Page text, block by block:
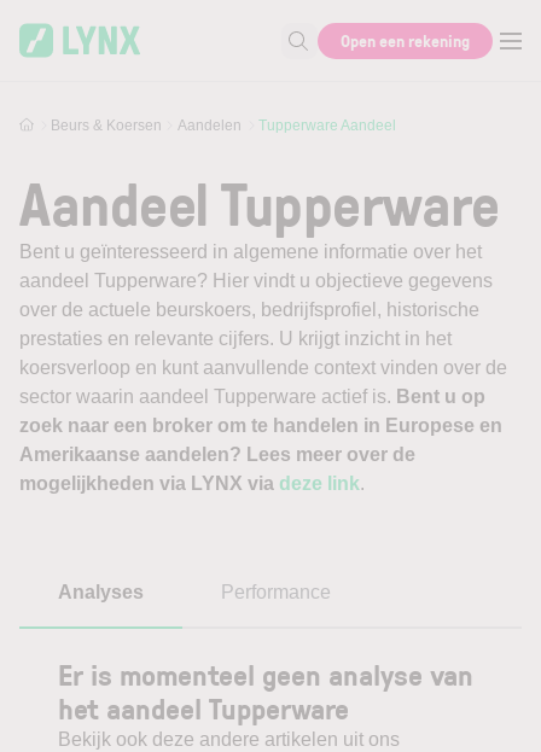
Zoek naar informatie
Open een rekening
Beurs & Koersen Aandelen Tupperware Aandeel
Aandeel Tupperware
Bent u geïnteresseerd in algemene informatie over het
aandeel Tupperware? Hier vindt u objectieve gegevens
over de actuele beurskoers, bedrijfsprofiel, historische
prestaties en relevante cijfers. U krijgt inzicht in het
koersverloop en kunt aanvullende context vinden over de
sector waarin aandeel Tupperware actief is. Bent u op
zoek naar een broker om te handelen in Europese en
Amerikaanse aandelen? Lees meer over de
mogelijkheden via LYNX via deze link.
Analyses Performance
Er is momenteel geen analyse van
het aandeel Tupperware
Bekijk ook deze andere artikelen uit ons